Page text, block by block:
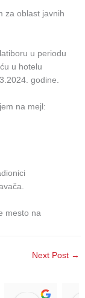
za oblast javnih
u periodu
u hotelu
godine.
na mejl:
mesto na
Next Post →